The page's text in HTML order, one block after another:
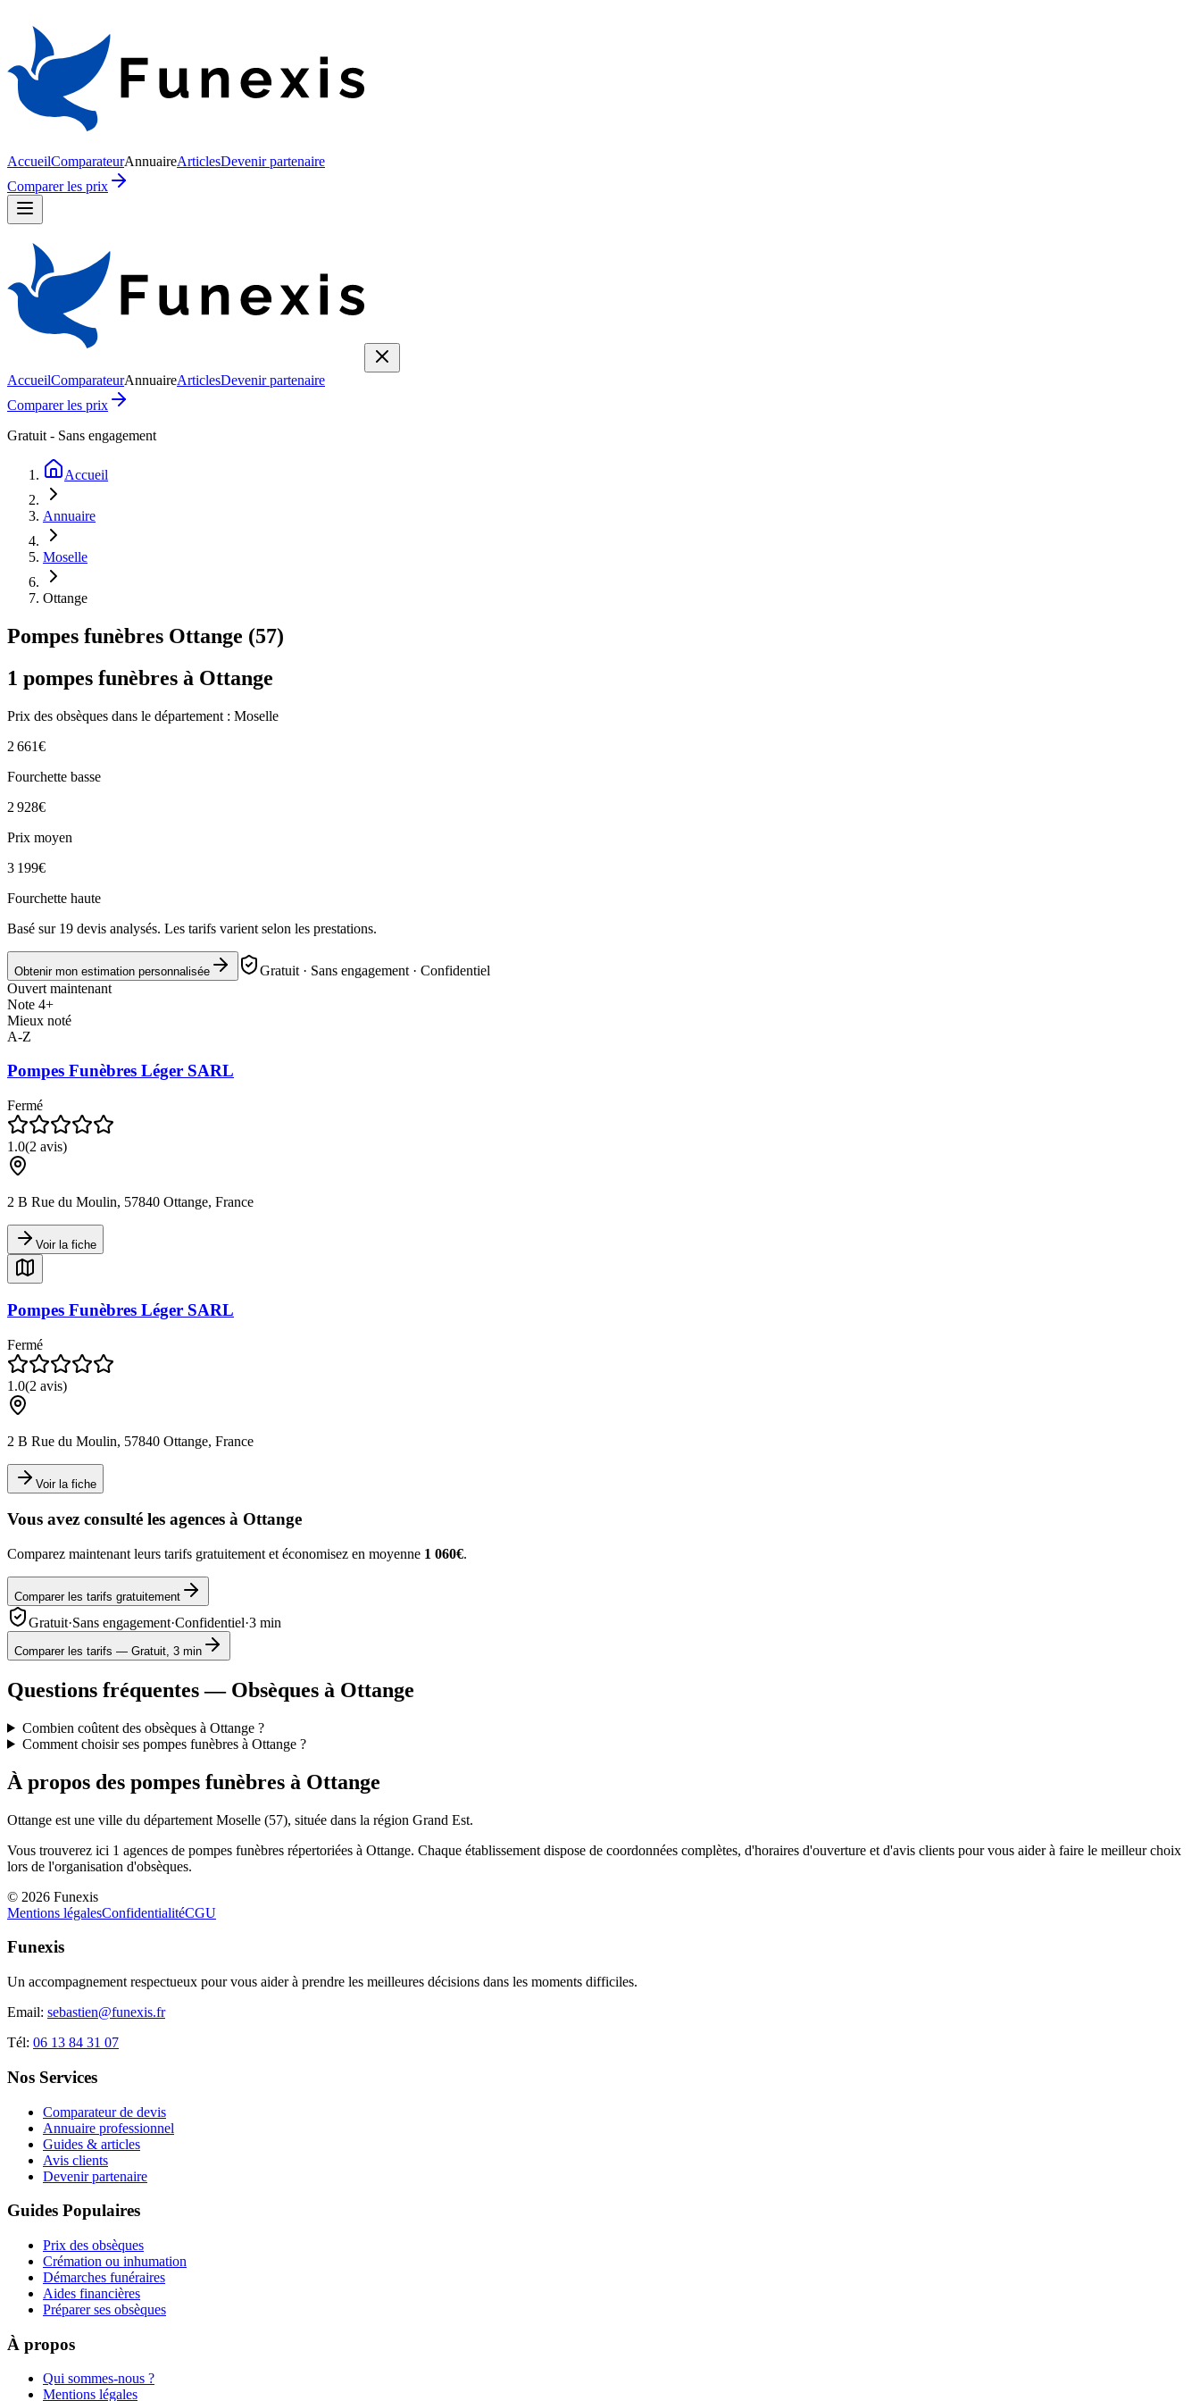
AccueilComparateurAnnuaireArticlesDevenir partenaire
Comparer les prix
AccueilComparateurAnnuaireArticlesDevenir partenaire
Comparer les prix
Gratuit - Sans engagement
Accueil
Annuaire
Moselle
Ottange
Pompes funèbres Ottange (57)
1 pompes funèbres à Ottange
Prix des obsèques dans le département : Moselle
2 661€
Fourchette basse
2 928€
Prix moyen
3 199€
Fourchette haute
Basé sur 19 devis analysés. Les tarifs varient selon les prestations.
Obtenir mon estimation personnalisée
Gratuit · Sans engagement · Confidentiel
Ouvert maintenant
Note 4+
Mieux noté
A-Z
Pompes Funèbres Léger SARL
Fermé
1.0(2 avis)
2 B Rue du Moulin, 57840 Ottange, France
Voir la fiche
Pompes Funèbres Léger SARL
Fermé
1.0(2 avis)
2 B Rue du Moulin, 57840 Ottange, France
Voir la fiche
Vous avez consulté les agences à Ottange
Comparez maintenant leurs tarifs gratuitement et économisez en moyenne 1 060€.
Comparer les tarifs gratuitement
Gratuit·Sans engagement·Confidentiel·3 min
Comparer les tarifs — Gratuit, 3 min
Questions fréquentes — Obsèques à Ottange
Combien coûtent des obsèques à Ottange ?
Comment choisir ses pompes funèbres à Ottange ?
À propos des pompes funèbres à Ottange
Ottange est une ville du département Moselle (57), située dans la région Grand Est.
Vous trouverez ici 1 agences de pompes funèbres répertoriées à Ottange. Chaque établissement dispose de coordonnées complètes, d'horaires d'ouverture et d'avis clients pour vous aider à faire le meilleur choix
lors de l'organisation d'obsèques.
© 2026 Funexis
Mentions légalesConfidentialitéCGU
Funexis
Un accompagnement respectueux pour vous aider à prendre les meilleures décisions dans les moments difficiles.
Email: sebastien@funexis.fr
Tél: 06 13 84 31 07
Nos Services
Comparateur de devis
Annuaire professionnel
Guides & articles
Avis clients
Devenir partenaire
Guides Populaires
Prix des obsèques
Crémation ou inhumation
Démarches funéraires
Aides financières
Préparer ses obsèques
À propos
Qui sommes-nous ?
Mentions légales